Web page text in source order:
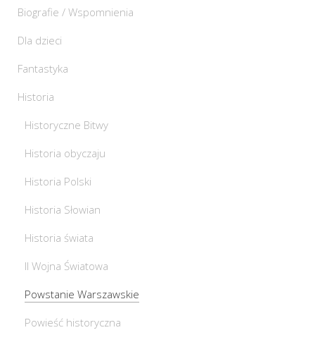
Biografie / Wspomnienia
Dla dzieci
Fantastyka
Historia
Historyczne Bitwy
Historia obyczaju
Historia Polski
Historia Słowian
Historia świata
II Wojna Światowa
Powstanie Warszawskie
Powieść historyczna